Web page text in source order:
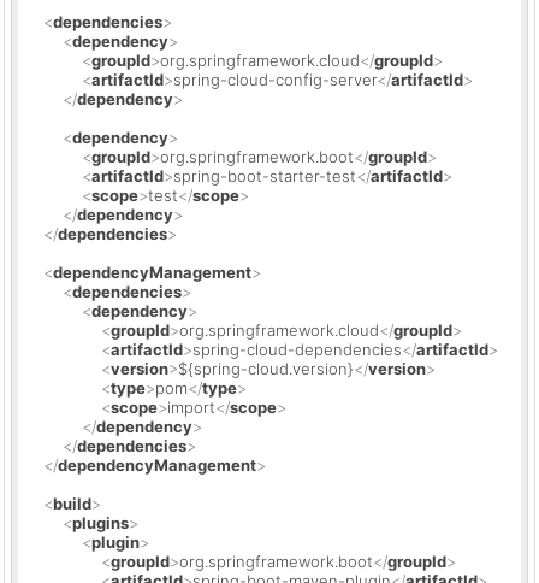
<dependencies>
<dependency>
<groupId>org.springframework.cloud</groupId>
<artifactId>spring-cloud-config-server</artifactId>
</dependency>
<dependency>
<groupId>org.springframework.boot</groupId>
<artifactId>spring-boot-starter-test</artifactId>
<scope>test</scope>
</dependency>
</dependencies>
<dependencyManagement>
<dependencies>
<dependency>
<groupId>org.springframework.cloud</groupId>
<artifactId>spring-cloud-dependencies</artifactId>
<version>${spring-cloud.version}</version>
<type>pom</type>
<scope>import</scope>
</dependency>
</dependencies>
</dependencyManagement>
<build>
<plugins>
<plugin>
<groupId>org.springframework.boot</groupId>